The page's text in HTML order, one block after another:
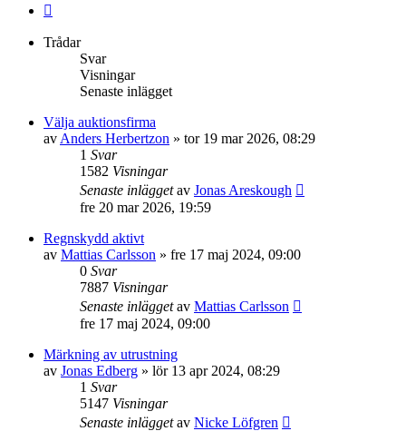
Trådar
Svar
Visningar
Senaste inlägget
Välja auktionsfirma
av Anders Herbertzon » tor 19 mar 2026, 08:29
1 Svar
1582 Visningar
Senaste inläggetav Jonas Areskough
fre 20 mar 2026, 19:59
Regnskydd aktivt
av Mattias Carlsson » fre 17 maj 2024, 09:00
0 Svar
7887 Visningar
Senaste inläggetav Mattias Carlsson
fre 17 maj 2024, 09:00
Märkning av utrustning
av Jonas Edberg » lör 13 apr 2024, 08:29
1 Svar
5147 Visningar
Senaste inläggetav Nicke Löfgren